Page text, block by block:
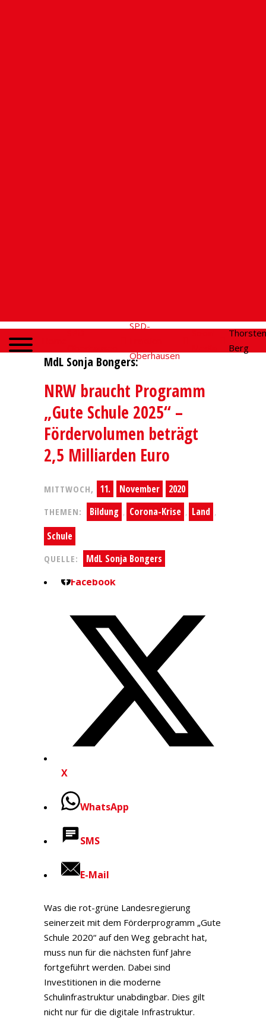
SPD-
Oberhausen
Thorsten
Berg
MdL Sonja Bongers:
NRW braucht Programm
„Gute Schule 2025“ –
Fördervolumen beträgt
2,5 Milliarden Euro
MITTWOCH, 11. November 2020
THEMEN: Bildung , Corona-Krise , Land ,
Schule
QUELLE:
MdL Sonja Bongers
Facebook
X
WhatsApp
SMS
E-Mail
Was die rot-grüne Landesregierung
seinerzeit mit dem Förderprogramm „Gute
Schule 2020“ auf den Weg gebracht hat,
muss nun für die nächsten fünf Jahre
fortgeführt werden. Dabei sind
Investitionen in die moderne
Schulinfrastruktur unabdingbar. Dies gilt
nicht nur für die digitale Infrastruktur.